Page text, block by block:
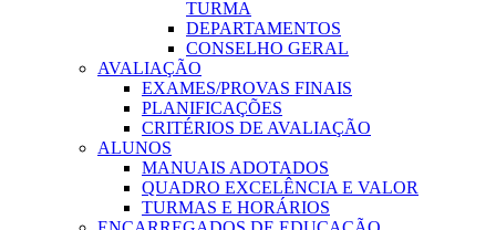
TURMA
DEPARTAMENTOS
CONSELHO GERAL
AVALIAÇÃO
EXAMES/PROVAS FINAIS
PLANIFICAÇÕES
CRITÉRIOS DE AVALIAÇÃO
ALUNOS
MANUAIS ADOTADOS
QUADRO EXCELÊNCIA E VALOR
TURMAS E HORÁRIOS